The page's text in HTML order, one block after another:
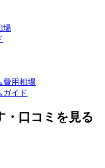
場
費用相場
ガイド
・口コミを見る